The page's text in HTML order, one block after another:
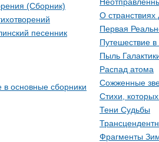
(Сборник)
песенник
основные сборники
О странствиях
Первая
Путешествие
Пыль
Распад атома
Сожженные
Стихи,
Тени Судьбы
Фрагменты